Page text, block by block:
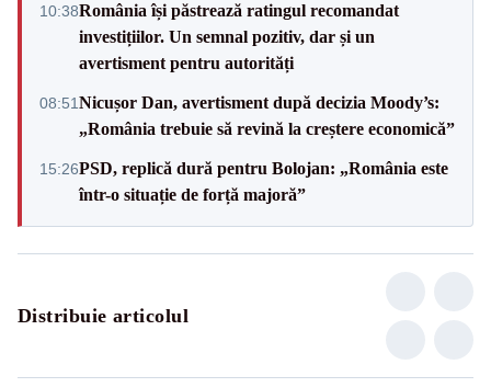
10:38România își păstrează ratingul recomandat
investițiilor. Un semnal pozitiv, dar și un
avertisment pentru autorități
08:51Nicușor Dan, avertisment după decizia Moody’s:
„România trebuie să revină la creștere economică”
15:26PSD, replică dură pentru Bolojan: „România este
într-o situație de forță majoră”
Distribuie articolul